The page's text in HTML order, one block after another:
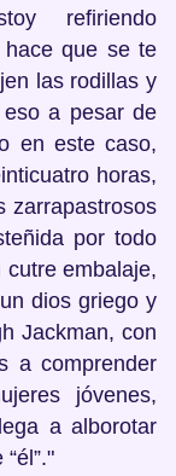
refiriendo
hace que se te
las rodillas y
a pesar de
en este caso,
horas,
zarrapastrosos
por todo
embalaje,
dios griego y
Jackman, con
a comprender
jóvenes,
a alborotar